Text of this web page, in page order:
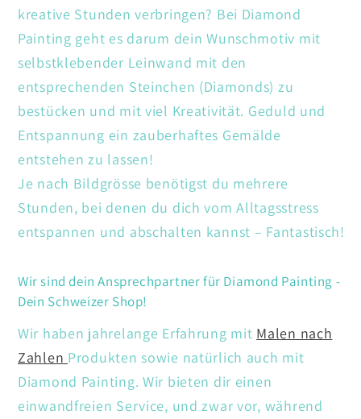
kreative Stunden verbringen? Bei Diamond
Painting geht es darum dein Wunschmotiv mit
selbstklebender Leinwand mit den
entsprechenden Steinchen (Diamonds) zu
bestücken und mit viel Kreativität. Geduld und
Entspannung ein zauberhaftes Gemälde
entstehen zu lassen!
Je nach Bildgrösse benötigst du mehrere
Stunden, bei denen du dich vom Alltagsstress
entspannen und abschalten kannst – Fantastisch!
Wir sind dein Ansprechpartner für Diamond Painting -
Dein Schweizer Shop!
Wir haben jahrelange Erfahrung mit Malen nach
Zahlen Produkten sowie natürlich auch mit
Diamond Painting. Wir bieten dir einen
einwandfreien Service, und zwar vor, während